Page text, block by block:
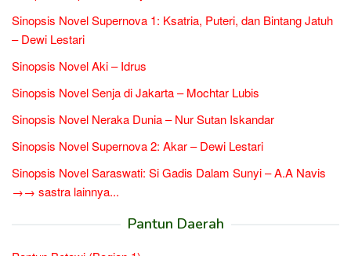
Sinopsis Novel Supernova 1: Ksatria, Puteri, dan Bintang Jatuh
– Dewi Lestari
Sinopsis Novel Aki – Idrus
Sinopsis Novel Senja di Jakarta – Mochtar Lubis
Sinopsis Novel Neraka Dunia – Nur Sutan Iskandar
Sinopsis Novel Supernova 2: Akar – Dewi Lestari
Sinopsis Novel Saraswati: Si Gadis Dalam Sunyi – A.A Navis
→→ sastra lainnya...
Pantun Daerah